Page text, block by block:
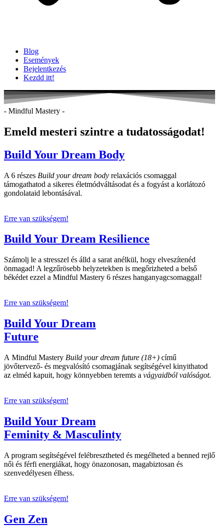
Blog
Események
Bejelentkezés
Kezdd itt!
- Mindful Mastery -
Emeld mesteri szintre a tudatosságodat!
Build Your Dream Body
A 6 részes Build your dream body relaxációs csomaggal
támogathatod a sikeres életmódváltásodat és a fogyást a korlátozó
gondolataid lebontásával.
Erre van szükségem!
Build Your Dream Resilience
Számolj le a stresszel és álld a sarat anélkül, hogy elveszítenéd
önmagad! A legzűrösebb helyzetekben is megőrizheted a belső
békédet ezzel a Mindful Mastery 6 részes hanganyagcsomaggal!
Erre van szükségem!
Build Your Dream
Future
A Mindful Mastery Build your dream future (18+) című
jövőtervező- és megvalósító csomagjának segítségével kinyithatod
az elméd kapuit, hogy könnyebben teremts a vágyaidból valóságot.
Erre van szükségem!
Build Your Dream
Feminity & Masculinty
A program segítségével felébresztheted és megélheted a benned rejlő
női és férfi energiákat, hogy önazonosan, magabiztosan és
szenvedélyesen élhess.
Erre van szükségem!
Gen Zen